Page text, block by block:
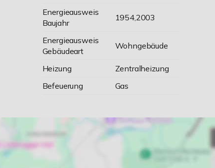
Energieausweis
Baujahr
1954,2003
Energieausweis
Gebäudeart
Wohngebäude
Heizung
Zentralheizung
Befeuerung
Gas